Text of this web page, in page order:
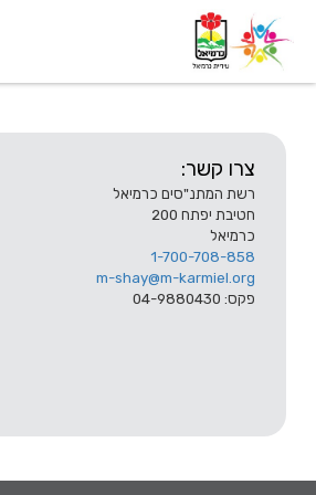
צרו קשר:
רשת המתנ"סים כרמיאל
חטיבת יפתח 200
כרמיאל
1-700-708-858
m-shay@m-karmiel.org
פקס: 04-9880430